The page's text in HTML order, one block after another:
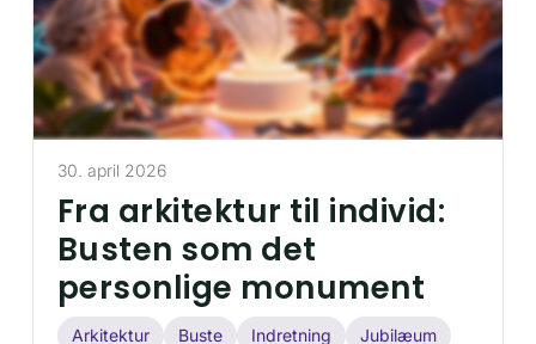
Fra arkitektur til individ:
Busten som det
personlige monument
Arkitektur Buste Indretning Jubilæum
30. april 2026